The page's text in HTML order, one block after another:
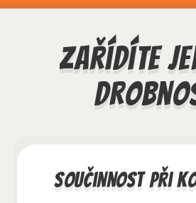
Zařídíte
Součinnost při